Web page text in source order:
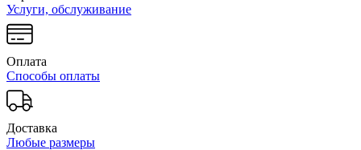
Услуги, обслуживание
Оплата
Способы оплаты
Доставка
Любые размеры